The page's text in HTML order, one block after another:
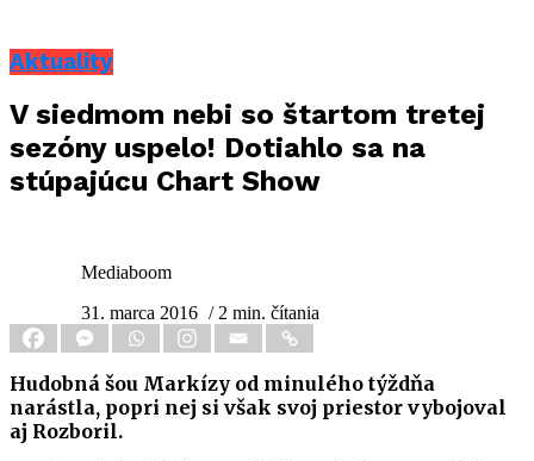
Aktuality
V siedmom nebi so štartom tretej
sezóny uspelo! Dotiahlo sa na
stúpajúcu Chart Show
Mediaboom
31. marca 2016 / 2 min. čítania
Hudobná šou Markízy od minulého týždňa
narástla, popri nej si však svoj priestor vybojoval
aj Rozboril.